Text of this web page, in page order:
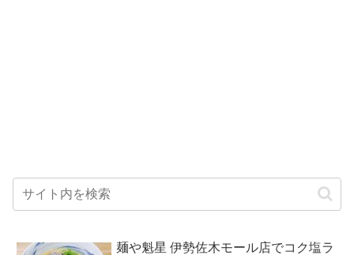
麺や魁星 伊勢佐木モール店でコク塩ラ